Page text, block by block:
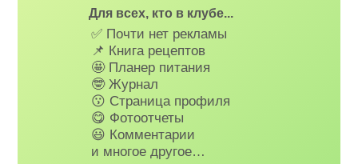
Для всех, кто в клубе...
✅ Почти нет рекламы
📌 Книга рецептов
🤩 Планер питания
🤓 Журнал
😗 Страница профиля
😋 Фотоотчеты
😃 Комментарии
и многое другое…